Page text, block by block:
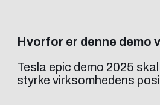
Hvorfor er denne demo
Tesla epic demo 2025
styrke virksomhedens